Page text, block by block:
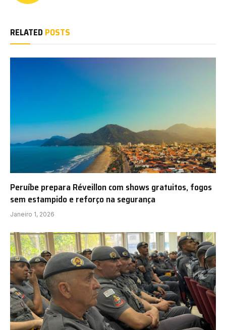
RELATED POSTS
Peruíbe prepara Réveillon com shows gratuitos, fogos
sem estampido e reforço na segurança
Janeiro 1, 2026